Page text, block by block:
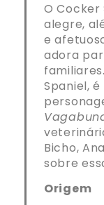
O
alegre,
e
adora
Spaniel,
Bicho,
sobre
Origem